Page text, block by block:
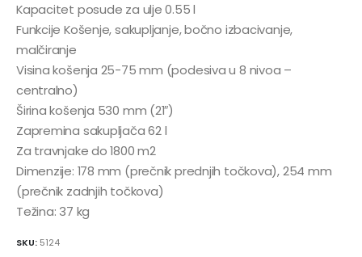
Kapacitet posude za ulje 0.55 l
Funkcije Košenje, sakupljanje, bočno izbacivanje,
malčiranje
Visina košenja 25-75 mm (podesiva u 8 nivoa –
centralno)
Širina košenja 530 mm (21″)
Zapremina sakupljača 62 l
Za travnjake do 1800 m2
Dimenzije: 178 mm (prečnik prednjih točkova), 254 mm
(prečnik zadnjih točkova)
Težina: 37 kg
SKU: 5124